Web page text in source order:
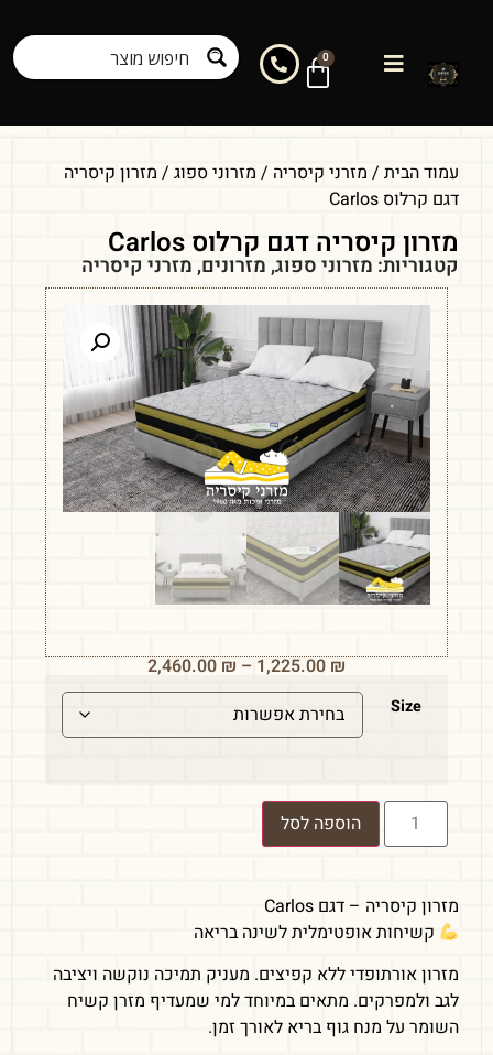
0
עמוד הבית / מזרני קיסריה / מזרוני ספוג / מזרון קיסריה
דגם קרלוס Carlos
מזרון קיסריה דגם קרלוס Carlos
קטגוריות: מזרוני ספוג,מזרונים,מזרני קיסריה
₪
1,225.00
–
₪
2,460.00
Size
הוספה לסל
מזרון קיסריה – דגם Carlos
קשיחות אופטימלית לשינה בריאה
מזרון אורתופדי ללא קפיצים. מעניק תמיכה נוקשה ויציבה
לגב ולמפרקים. מתאים במיוחד למי שמעדיף מזרן קשיח
השומר על מנח גוף בריא לאורך זמן.